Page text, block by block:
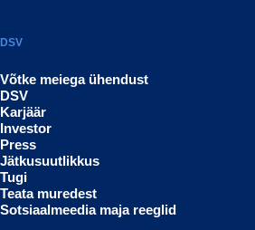
DSV
Võtke meiega ühendust
DSV
Karjäär
Investor
Press
Jätkusuutlikkus
Tugi
Teata muredest
Sotsiaalmeedia maja reeglid